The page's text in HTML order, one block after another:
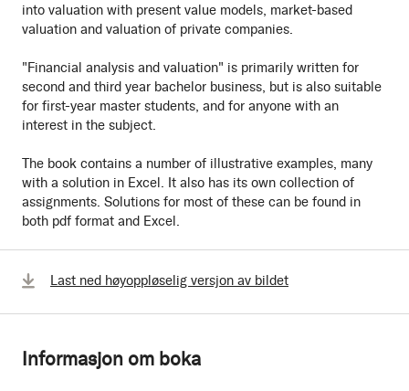
into valuation with present value models, market-based
valuation and valuation of private companies.
"Financial analysis and valuation" is primarily written for
second and third year bachelor business, but is also suitable
for first-year master students, and for anyone with an
interest in the subject.
The book contains a number of illustrative examples, many
with a solution in Excel. It also has its own collection of
assignments. Solutions for most of these can be found in
both pdf format and Excel.
Last ned høyoppløselig versjon av bildet
Informasjon om boka